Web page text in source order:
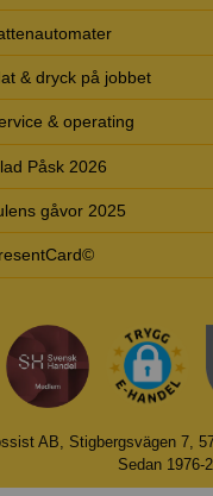
& dryck på jobbet
& operating
Påsk 2026
gåvor 2025
AB, Stigbergsvägen 7,
Sedan 1976-